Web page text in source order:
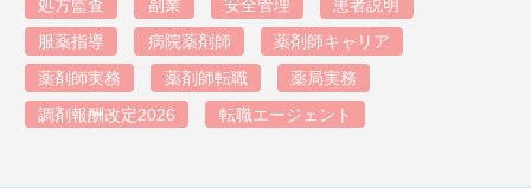
処方監査
副業 安全管理
患者説明
服薬指導
病院薬剤師
薬剤師キャリア
薬剤師実務
薬剤師転職
薬局実務
調剤報酬改定2026
転職エージェント